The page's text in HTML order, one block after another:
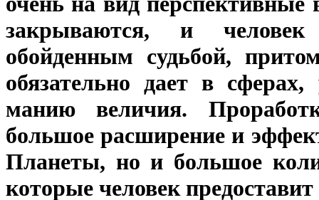
закрываются, и человек
обойденным судьбой,
обязательно дает в
манию величия.
большое расширение и
Планеты, но и большое
которые человек